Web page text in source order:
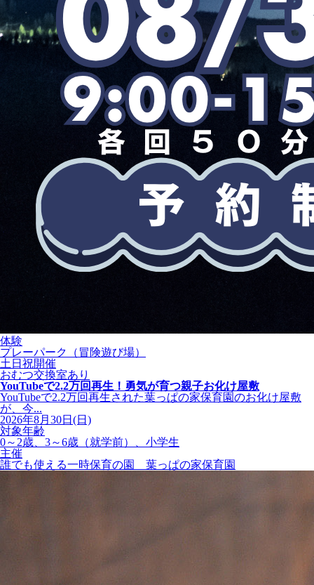
体験
プレーパーク（冒険遊び場）
土日祝開催
おむつ交換室あり
YouTubeで2.2万回再生！勇気が育つ親子お化け屋敷
YouTubeで2.2万回再生された葉っぱの家保育園のお化け屋敷
が、今...
2026年8月30日(日)
対象年齢
0～2歳、3～6歳（就学前）、小学生
主催
誰でも使える一時保育の園 葉っぱの家保育園